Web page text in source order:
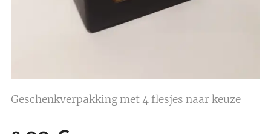
Geschenkverpakking met 4 flesjes naar keuze